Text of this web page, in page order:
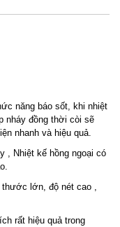
năng báo sốt, khi nhiệt
nháy đồng thời còi sẽ
nhanh và hiệu quả.
, Nhiệt kế hồng ngoại có
thước lớn, độ nét cao ,
rất hiệu quả trong